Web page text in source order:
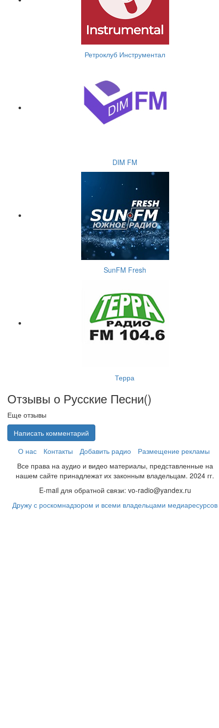
Ретроклуб Инструментал
DIM FM
SunFM Fresh
Терра
Отзывы о Русские Песни()
Еще отзывы
Написать комментарий
О нас
Контакты Добавить радио
Размещение рекламы
Все права на аудио и видео материалы, представленные на
нашем сайте принадлежат их законным владельцам. 2024 гг.
E-mail для обратной связи: vo-radio@yandex.ru
Дружу с роскомнадзором и всеми владельцами медиаресурсов